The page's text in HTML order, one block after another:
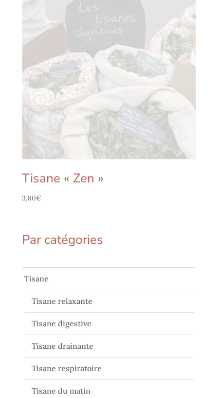
Tisane « Zen »
3,80€
Par catégories
Tisane
Tisane relaxante
Tisane digestive
Tisane drainante
Tisane respiratoire
Tisane du matin